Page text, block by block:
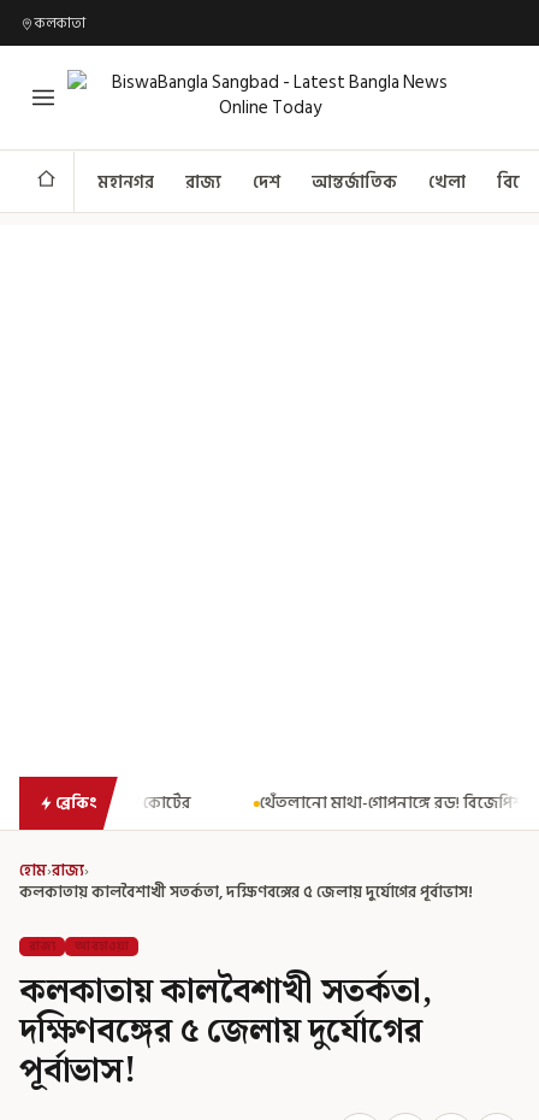
কলকাতা
মহানগর রাজ্য দেশ আন্তর্জাতিক খেলা
ব্রেকিং
থেঁতলানো মাথা-গোপনাঙ্গে রড! বিজেপিশাসিত অসমে নাবালিকার নৃশংস
হোম›রাজ্য›
কলকাতায় কালবৈশাখী সতর্কতা, দক্ষিণবঙ্গের ৫ জেলায় দুর্যোগের পূর্বাভাস!
রাজ্য আবহাওয়া
কলকাতায় কালবৈশাখী সতর্কতা,
দক্ষিণবঙ্গের ৫ জেলায় দুর্যোগের
পূর্বাভাস!